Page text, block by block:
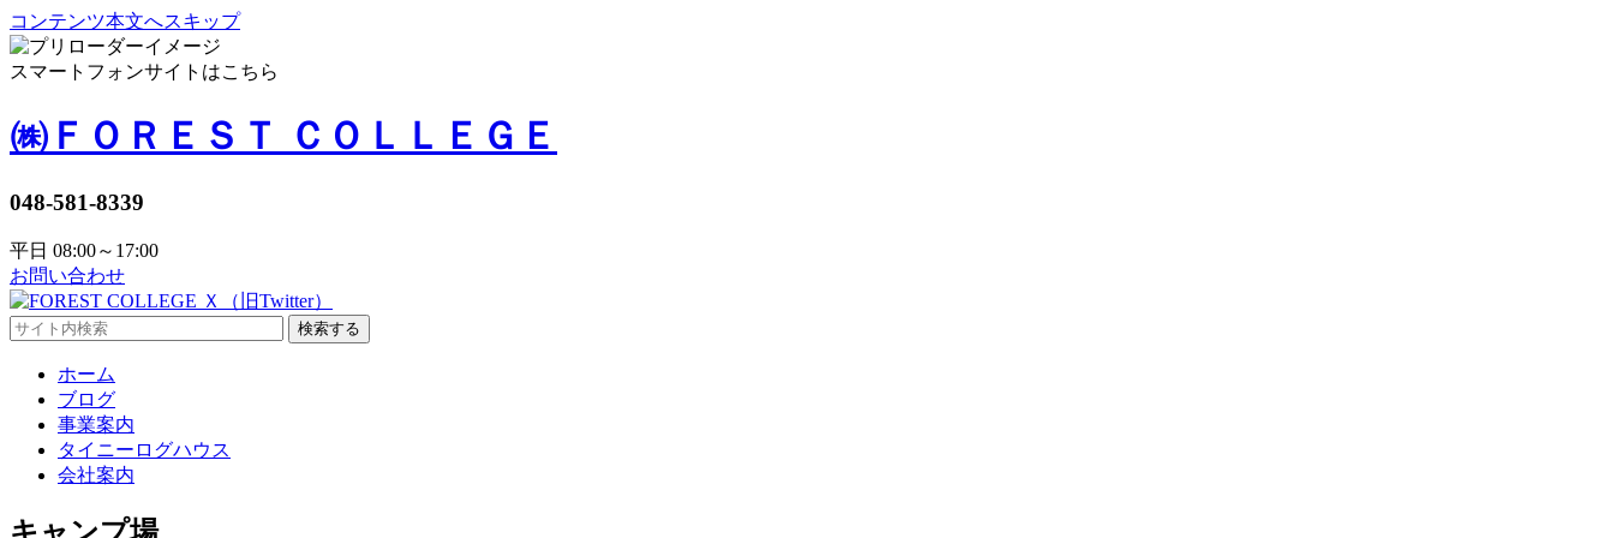
コンテンツ本文へスキップ
スマートフォンサイトはこちら
㈱ＦＯＲＥＳＴ ＣＯＬＬＥＧＥ
048-581-8339
平日 08:00～17:00
お問い合わせ
検索する
ホーム
ブログ
事業案内
タイニーログハウス
会社案内
キャンプ場